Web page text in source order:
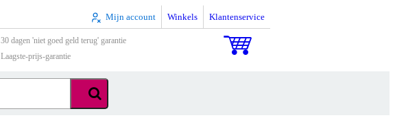
Mijn account Winkels Klantenservice
30 dagen 'niet goed geld terug' garantie
Laagste-prijs-garantie